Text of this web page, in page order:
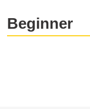
Beginner